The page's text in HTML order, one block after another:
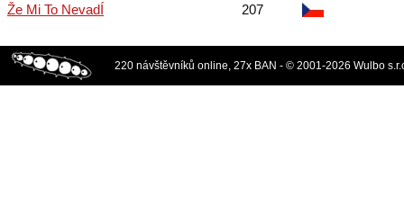
Že Mi To NevadÍ 207
220 návštěvníků online, 27x BAN - © 2001-2026 Wulbo